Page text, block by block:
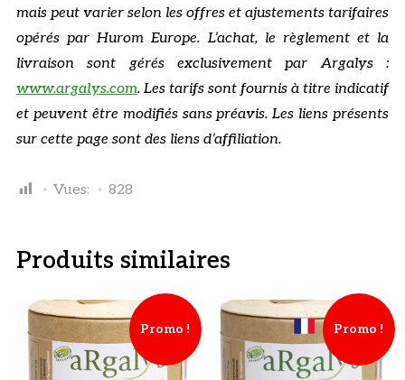
mais peut varier selon les offres et ajustements tarifaires
opérés par Hurom Europe. L’achat, le règlement et la
livraison sont gérés exclusivement par Argalys :
www.argalys.com. Les tarifs sont fournis à titre indicatif
et peuvent être modifiés sans préavis. Les liens présents
sur cette page sont des liens d’affiliation.
Vues: 828
Produits similaires
Promo ! Promo !